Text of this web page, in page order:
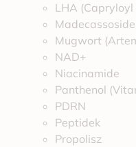
LHA
Mugwort
NAD+
Niacinamide
Panthenol
PDRN
Peptidek
Propolisz